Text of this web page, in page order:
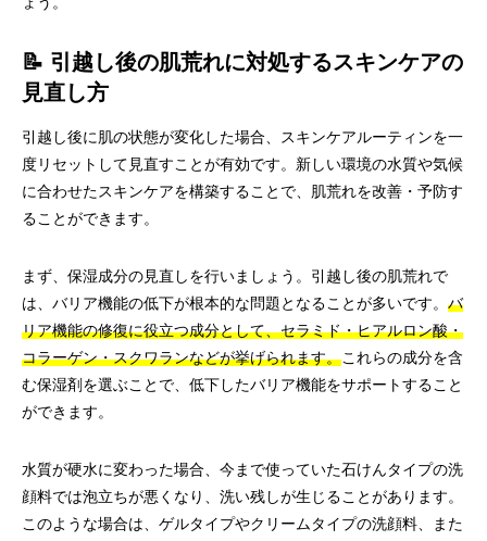
📝 引越し後の肌荒れに対処するスキンケアの
見直し方
引越し後に肌の状態が変化した場合、スキンケアルーティンを一
度リセットして見直すことが有効です。新しい環境の水質や気候
に合わせたスキンケアを構築することで、肌荒れを改善・予防す
ることができます。
まず、保湿成分の見直しを行いましょう。引越し後の肌荒れで
は、バリア機能の低下が根本的な問題となることが多いです。 バ
リア機能の修復に役立つ成分として、セラミド・ヒアルロン酸・
コラーゲン・スクワランなどが挙げられます。これらの成分を含
む保湿剤を選ぶことで、低下したバリア機能をサポートすること
ができます。
水質が硬水に変わった場合、今まで使っていた石けんタイプの洗
顔料では泡立ちが悪くなり、洗い残しが生じることがあります。
このような場合は、ゲルタイプやクリームタイプの洗顔料、また